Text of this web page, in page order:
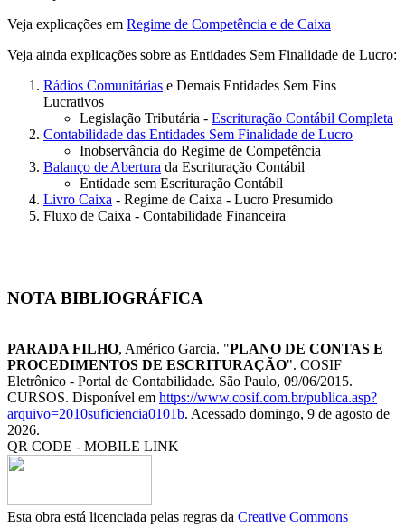
Veja explicações em Regime de Competência e de Caixa
Veja ainda explicações sobre as Entidades Sem Finalidade de Lucro:
Rádios Comunitárias e Demais Entidades Sem Fins
Lucrativos
Legislação Tributária - Escrituração Contábil Completa
Contabilidade das Entidades Sem Finalidade de Lucro
Inobservância do Regime de Competência
Balanço de Abertura da Escrituração Contábil
Entidade sem Escrituração Contábil
Livro Caixa - Regime de Caixa - Lucro Presumido
Fluxo de Caixa - Contabilidade Financeira
NOTA BIBLIOGRÁFICA
PARADA FILHO, Américo Garcia. "PLANO DE CONTAS E
PROCEDIMENTOS DE ESCRITURAÇÃO". COSIF
Eletrônico - Portal de Contabilidade. São Paulo, 09/06/2015.
CURSOS. Disponível em https://www.cosif.com.br/publica.asp?
arquivo=2010suficiencia0101b. Acessado domingo, 9 de agosto de
2026.
QR CODE - MOBILE LINK
Esta obra está licenciada pelas regras da Creative Commons